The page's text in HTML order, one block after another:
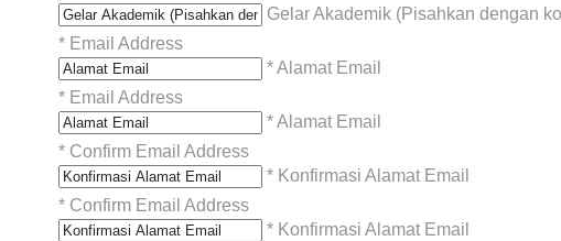
Gelar Akademik (Pisahkan dengan
* Email Address
* Alamat Email
* Email Address
* Alamat Email
* Confirm Email Address
* Konfirmasi Alamat Email
* Confirm Email Address
* Konfirmasi Alamat Email